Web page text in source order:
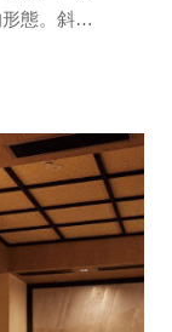
態。斜形
既代表了